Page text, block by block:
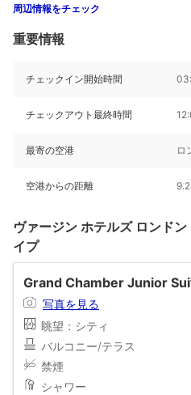
周辺情報をチェック
重要情報
チェックイン開始時間
チェックアウト最終時間
最寄の空港 ロ
空港からの距離
ヴァージン ホテルズ ロンド
イプ
Grand Chamber Junior
写真を見る
眺望：シティ
バルコニー/テラス
禁煙
シャワー